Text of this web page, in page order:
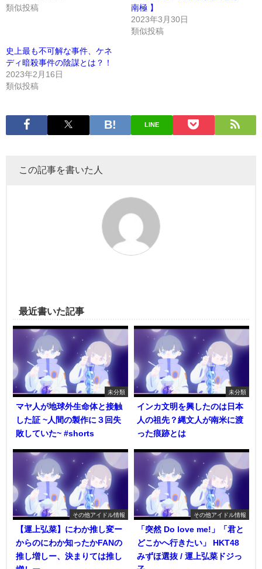
類似投稿
南極 】
2023年3月30日
類似投稿
史上最も不可解な事件、ケネ
ディ暗殺事件の陰謀とは？！
2023年2月16日
類似投稿
LINE
この記事を書いた人
最近書いた記事
未分類
マヤ人が地球外生命体と接触
した証 ~人間の製作に３回失
敗していた~ #shorts
未分類
インカ文明を興したのは日本
人の祖先？縄文人が南米に渡
った痕跡とは
その他アイドル情報
【運上弘菜】にわか推し変ー
からのにわか知ったかFANの
推し増しー、決まりては推し
その他アイドル情報
「突然 Do love me!」「君と
どこかへ行きたい」 HKT48
みずほ選抜 / 運上弘菜ドジっ